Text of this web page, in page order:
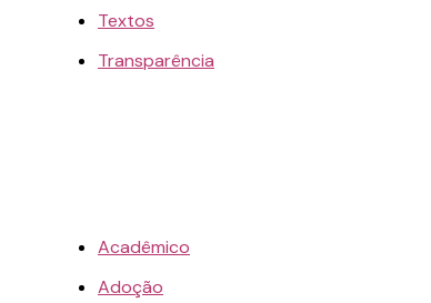
Textos
Transparência
Acadêmico
Adoção